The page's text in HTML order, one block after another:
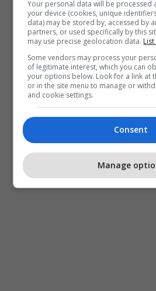
Your personal data will be
your device (cookies, unique
data) may be stored by, accessed by
partners, or used specifically by this
may use precise geolocation data.
Some vendors may process your
of legitimate interest, which you can
your options below. Look for a link at
or in the site menu to manage or
and cookie settings.
Consent
Manage